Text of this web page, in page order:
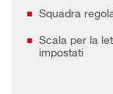
Squadra
Scala per la
impostati